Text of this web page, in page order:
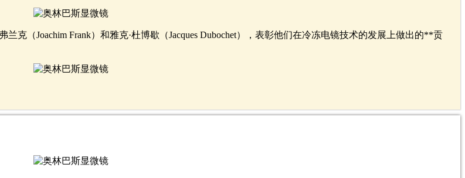
兰克（Joachim Frank）和雅克·杜博歇（Jacques Dubochet），表彰他们在冷冻电镜技术的发展上做出的**贡